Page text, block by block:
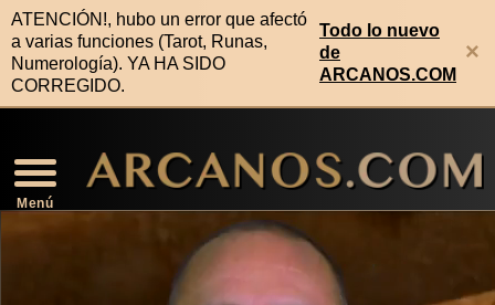
ATENCIÓN!, hubo un error que afectó
a varias funciones (Tarot, Runas,
Numerología). YA HA SIDO
CORREGIDO.
Todo lo nuevo
de
ARCANOS.COM
×
Menú Horóscopo de Hoy
Horóscopo de Mañana
Horóscopo de la Salud
Video Horóscopo Semanal
Predicciones 2026
Signos Zodiacales
Signos Compatibles
Numerología Predictiva
Lectura Tarot
Lectura Runas
Lectura Geomancia
Rituales
Noticias de Los Arcanos